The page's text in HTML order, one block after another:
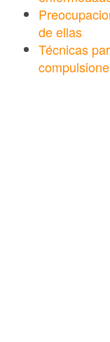
de ellas
Técnicas